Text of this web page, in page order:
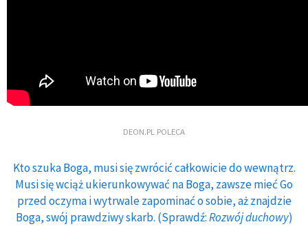
DEON.PL POLECA
Kto szuka Boga, musi się zwrócić całkowicie do wewnątrz.
Musi się wciąż ukierunkowywać na Boga, zawsze mieć Go
przed oczyma i wytrwale zapominać o sobie, aż znajdzie
Boga, swój prawdziwy skarb. (Sprawdź:Rozwój duchowy)